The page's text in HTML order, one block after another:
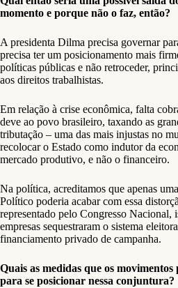
momento e porque não o faz, então?
A presidenta Dilma precisa governar
precisa ter um posicionamento mais
políticas públicas e não retroceder,
aos direitos trabalhistas.
Em relação à crise econômica, falta
deve ao povo brasileiro, taxando as
tributação – uma das mais injustas no
recolocar o Estado como indutor da
mercado produtivo, e não o financeiro.
Na política, acreditamos que apenas
Político poderia acabar com essa
representado pelo Congresso Nacional,
empresas sequestraram o sistema
financiamento privado de campanha.
Quais as medidas que os
para se posicionar nessa conjuntura?